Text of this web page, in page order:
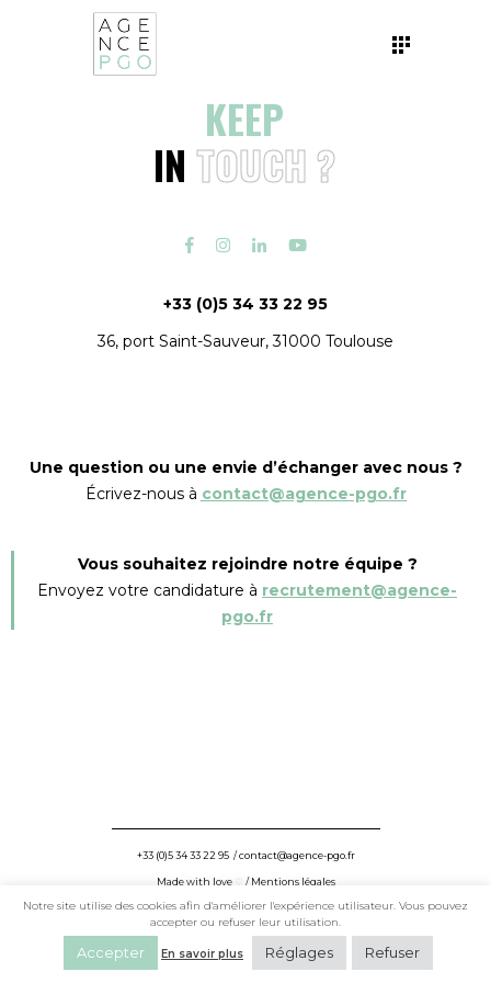
KEEP
IN TOUCH?
+33 (0)5 34 33 22 95
36, port Saint-Sauveur, 31000 Toulouse
Une question ou une envie d’échanger avec nous ?
Écrivez-nous à contact@agence-pgo.fr
Vous souhaitez rejoindre notre équipe ?
Envoyez votre candidature à recrutement@agence-
pgo.fr
+33 (0)5 34 33 22 95/contact@agence-pgo.fr
Made with love ♡ /Mentions légales
©PGO – 2024
Notre site utilise des cookies afin d'améliorer l'expérience utilisateur. Vous pouvez
accepter ou refuser leur utilisation.
Accepter En savoir plus Réglages Refuser